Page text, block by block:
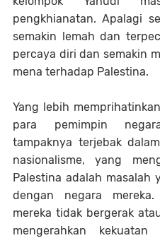
pengkhianatan. Apalagi
semakin lemah dan
percaya diri dan semakin
mena terhadap Palestina.
Yang lebih
para pemimpin
tampaknya terjebak
nasionalisme, yang
Palestina adalah masalah
dengan negara
mereka tidak bergerak
mengerahkan